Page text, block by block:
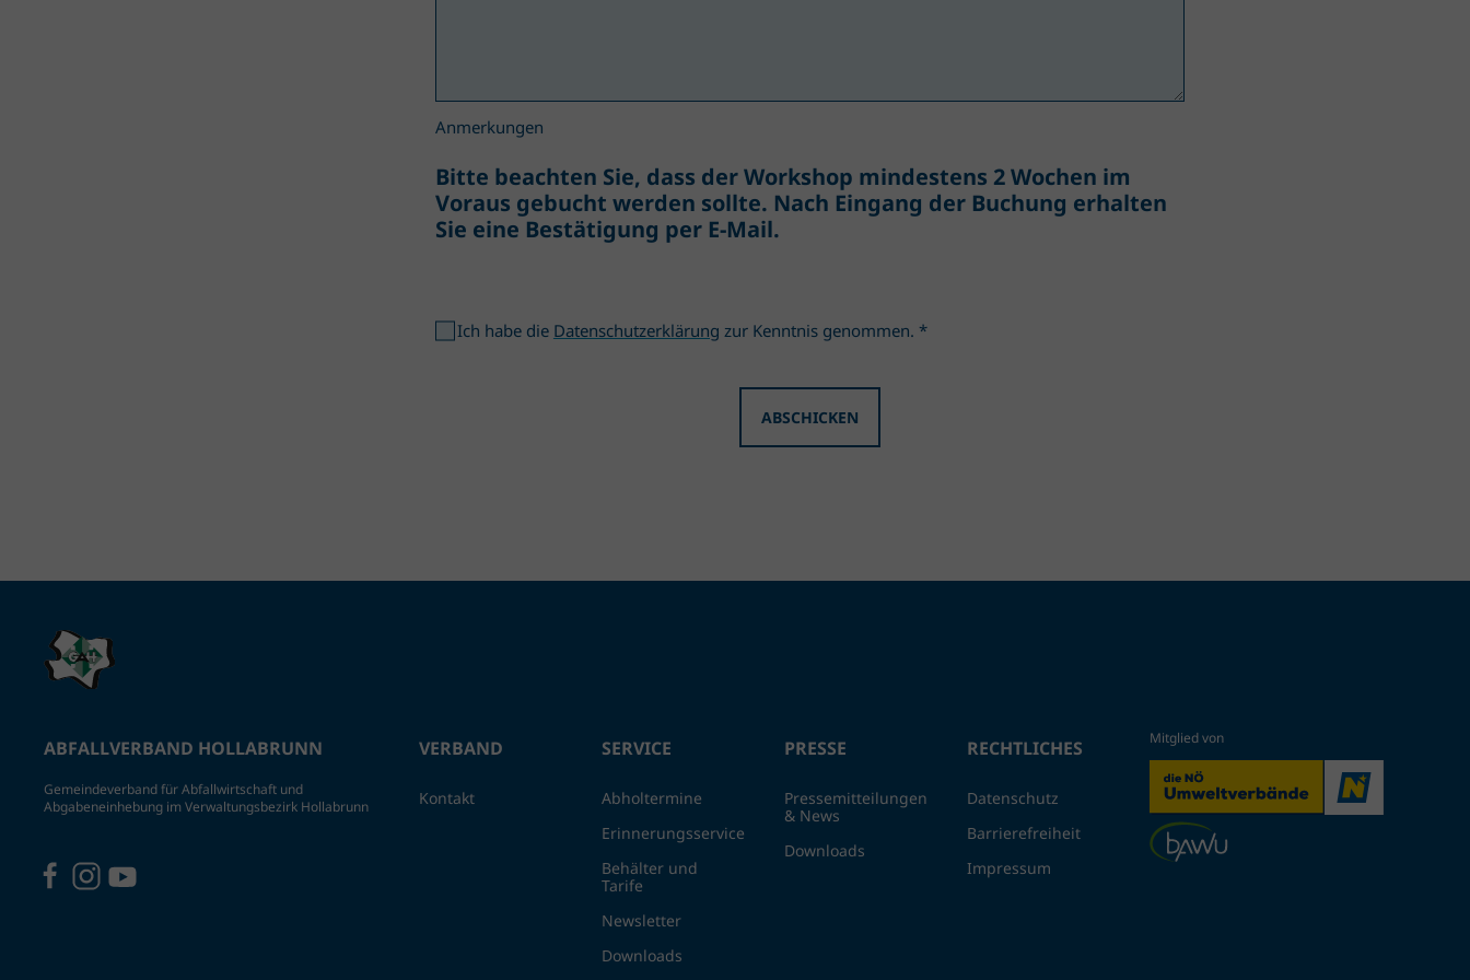
Anmerkungen
Bitte beachten Sie, dass der Workshop mindestens 2 Wochen im
Voraus gebucht werden sollte. Nach Eingang der Buchung erhalten
Sie eine Bestätigung per E-Mail.
Ich habe die Datenschutzerklärung zur Kenntnis genommen. *
ABFALLVERBAND HOLLABRUNN
Gemeindeverband für Abfallwirtschaft und
Abgabeneinhebung im Verwaltungsbezirk Hollabrunn
VERBAND
Kontakt
SERVICE
Abholtermine
Erinnerungsservice
Behälter und
Tarife
Newsletter
Downloads
PRESSE
Pressemitteilungen
& News
Downloads
RECHTLICHES
Datenschutz
Barrierefreiheit
Impressum